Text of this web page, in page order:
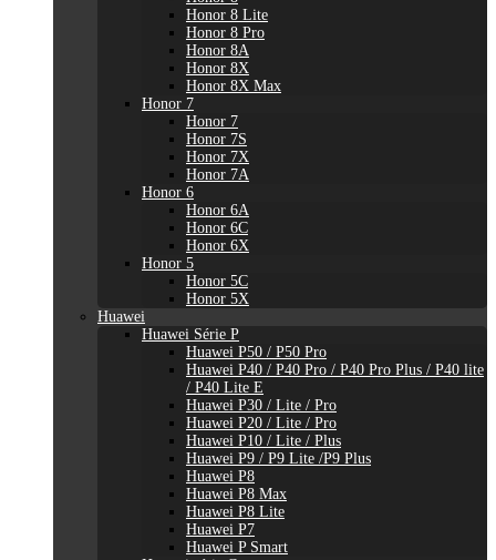
Honor 8 Lite
Honor 8 Pro
Honor 8A
Honor 8X
Honor 8X Max
Honor 7
Honor 7
Honor 7S
Honor 7X
Honor 7A
Honor 6
Honor 6A
Honor 6C
Honor 6X
Honor 5
Honor 5C
Honor 5X
Huawei
Huawei Série P
Huawei P50 / P50 Pro
Huawei P40 / P40 Pro / P40 Pro Plus / P40 lite
/ P40 Lite E
Huawei P30 / Lite / Pro
Huawei P20 / Lite / Pro
Huawei P10 / Lite / Plus
Huawei P9 / P9 Lite /P9 Plus
Huawei P8
Huawei P8 Max
Huawei P8 Lite
Huawei P7
Huawei P Smart